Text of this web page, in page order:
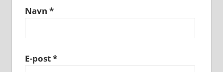
Navn *
E-post*